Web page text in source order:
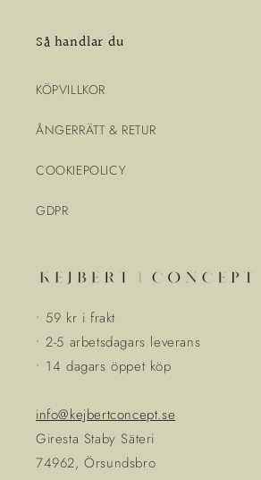
Så handlar du
KÖPVILLKOR
ÅNGERRÄTT & RETUR
COOKIEPOLICY
GDPR
• 59 kr i frakt
• 2-5 arbetsdagars leverans
• 14 dagars öppet köp
info@kejbertconcept.se
Giresta Staby Säteri
74962, Örsundsbro